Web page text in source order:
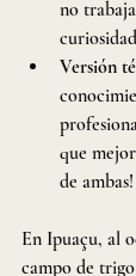
no
Versión
que
de ambas!
En Ipuaçu, al
campo de